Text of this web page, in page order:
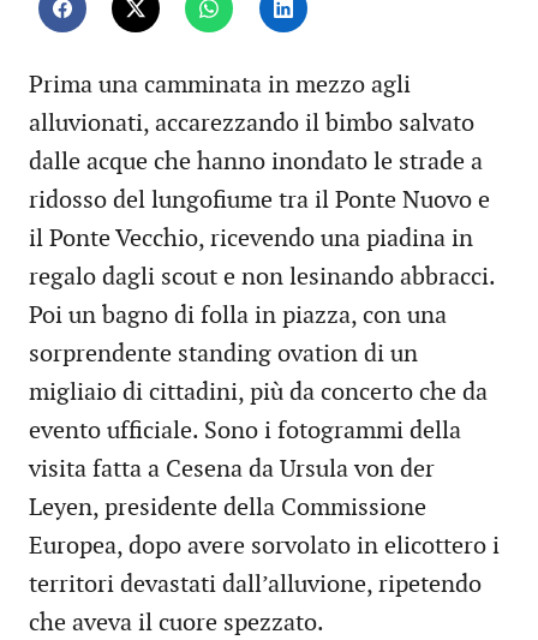
Prima una camminata in mezzo agli
alluvionati, accarezzando il bimbo salvato
dalle acque che hanno inondato le strade a
ridosso del lungofiume tra il Ponte Nuovo e
il Ponte Vecchio, ricevendo una piadina in
regalo dagli scout e non lesinando abbracci.
Poi un bagno di folla in piazza, con una
sorprendente standing ovation di un
migliaio di cittadini, più da concerto che da
evento ufficiale. Sono i fotogrammi della
visita fatta a Cesena da Ursula von der
Leyen, presidente della Commissione
Europea, dopo avere sorvolato in elicottero i
territori devastati dall’alluvione, ripetendo
che aveva il cuore spezzato.